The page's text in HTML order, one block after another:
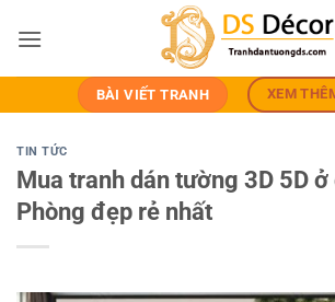
qua
BÀI VIẾT TRANH XEM
TIN TỨC
Mua tranh dán tường 3D 5D
Phòng đẹp rẻ nhất